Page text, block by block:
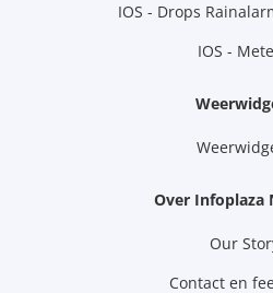
IOS - Drops
IOS -
Over Infoplaza
Our
Contact en